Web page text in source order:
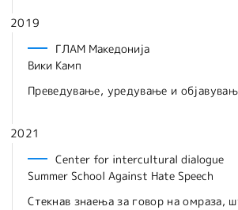
2019
ГЛАМ Македонија
Вики Камп
Преведување, уредување и
2021
Center for intercultural dialogue
Summer School Against Hate Speech
Стекнав знаења за говор на омраза,